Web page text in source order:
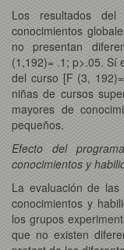
Los resultados
conocimientos
no presentan
(1,192)= .1; p>.05. Sí
del curso [F (3,
niñas de cursos
mayores de
pequeños.
Efecto del
conocimientos y
La evaluación de
conocimientos y
los grupos
que no existen